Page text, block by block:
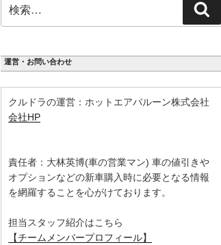
索:
索
運営・お問い合わせ
クルドラの運営：ホットエアバルーン株式会社
会社HP
責任者：大林英博(車の営業マン) 車の値引きや
オプションなどの新車購入時に必要となる情報
を網羅することを心がけております。
担当スタッフ紹介はこちら
【チームメンバープロフィール】